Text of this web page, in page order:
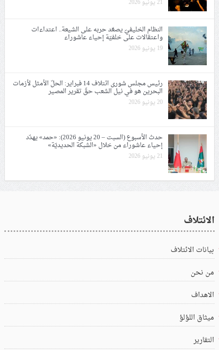
21 يونيو 2026
النظام الخليفيّ يصعّد حربه على الشيعة.. اعتداءات
واعتقالات على خلفيّة إحياء عاشوراء
19 يونيو 2026
رئيس مجلس شورى ائتلاف 14 فبراير: الحلّ الأمثل لأزمات
البحرين هو في نيل الشعب حقّ تقرير المصير
20 يونيو 2026
حدث الأسبوع (السبت – 20 يونيو 2026): «حمد» يهدّد
إحياء عاشوراء من خلال «الشبكة الحديديّة»
21 يونيو 2026
الائتلاف
بيانات الائتلاف
من نحن
الاهداف
ميثاق اللؤلؤ
التقارير